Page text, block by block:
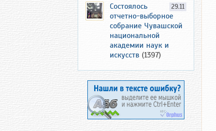
29.11
Состоялось
отчетно-выборное
собрание Чувашской
национальной
академии наук и
искусств (1397)